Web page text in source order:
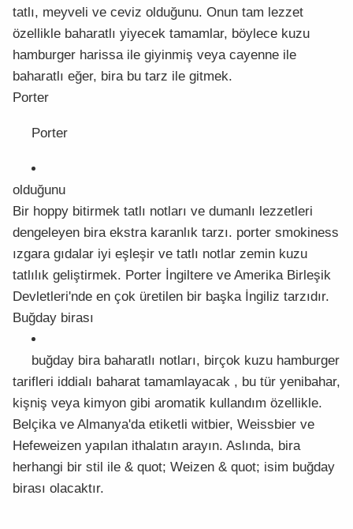
tatlı, meyveli ve ceviz olduğunu. Onun tam lezzet
özellikle baharatlı yiyecek tamamlar, böylece kuzu
hamburger harissa ile giyinmiş veya cayenne ile
baharatlı eğer, bira bu tarz ile gitmek.
Porter
Porter
olduğunu
Bir hoppy bitirmek tatlı notları ve dumanlı lezzetleri
dengeleyen bira ekstra karanlık tarzı. porter smokiness
ızgara gıdalar iyi eşleşir ve tatlı notlar zemin kuzu
tatlılık geliştirmek. Porter İngiltere ve Amerika Birleşik
Devletleri'nde en çok üretilen bir başka İngiliz tarzıdır.
Buğday birası
buğday bira baharatlı notları, birçok kuzu hamburger
tarifleri iddialı baharat tamamlayacak , bu tür yenibahar,
kişniş veya kimyon gibi aromatik kullandım özellikle.
Belçika ve Almanya'da etiketli witbier, Weissbier ve
Hefeweizen yapılan ithalatın arayın. Aslında, bira
herhangi bir stil ile & quot; Weizen & quot; isim buğday
birası olacaktır.